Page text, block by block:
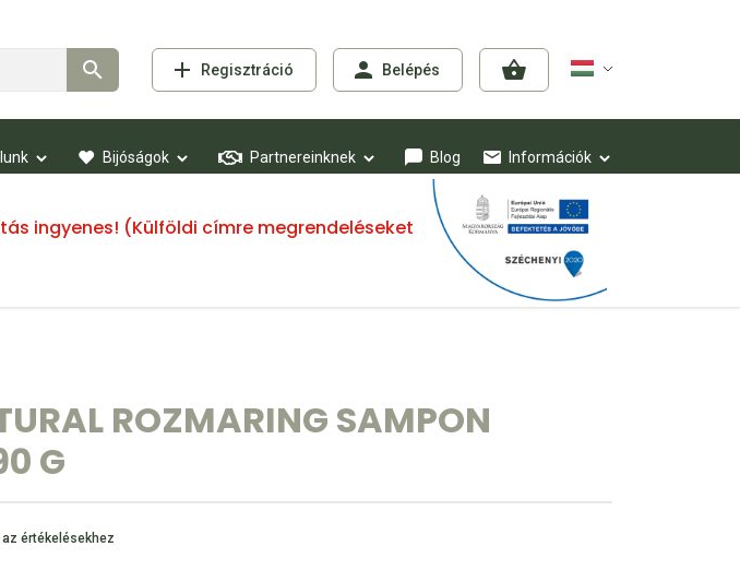
Regisztráció Belépés
Bijóságok Partnereinknek Blog Információk
ingyenes! (Külföldi címre megrendeléseket
ROZMARING SAMPON
G
az értékelésekhez